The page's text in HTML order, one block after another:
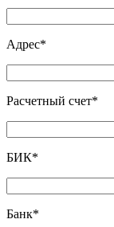
Адрес*
Расчетный счет*
БИК*
Банк*